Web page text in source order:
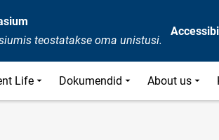
teostatakse oma unistusi.
Life Dokumendid About us